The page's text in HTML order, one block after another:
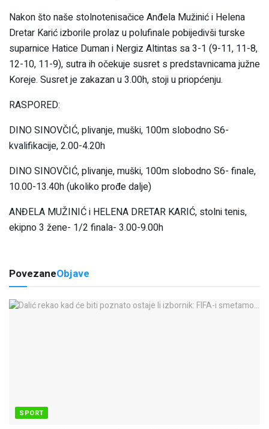
Nakon što naše stolnotenisačice Anđela Mužinić i Helena
Dretar Karić izborile prolaz u polufinale pobijedivši turske
suparnice Hatice Duman i Nergiz Altintas sa 3-1 (9-11, 11-8,
12-10, 11-9), sutra ih očekuje susret s predstavnicama južne
Koreje. Susret je zakazan u 3.00h, stoji u priopćenju.
RASPORED:
DINO SINOVČIĆ, plivanje, muški, 100m slobodno S6-
kvalifikacije, 2.00-4.20h
DINO SINOVČIĆ, plivanje, muški, 100m slobodno S6- finale,
10.00-13.40h (ukoliko prođe dalje)
ANĐELA MUŽINIĆ i HELENA DRETAR KARIĆ, stolni tenis,
ekipno 3 žene- 1/2 finala- 3.00-9.00h
PovezaneObjave
SPORT